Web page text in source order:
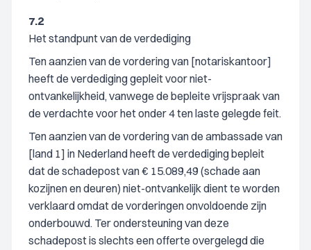
7.2
Het standpunt van de verdediging
Ten aanzien van de vordering van [notariskantoor]
heeft de verdediging gepleit voor niet-
ontvankelijkheid, vanwege de bepleite vrijspraak van
de verdachte voor het onder 4 ten laste gelegde feit.
Ten aanzien van de vordering van de ambassade van
[land 1] in Nederland heeft de verdediging bepleit
dat de schadepost van € 15.089,49 (schade aan
kozijnen en deuren) niet-ontvankelijk dient te worden
verklaard omdat de vorderingen onvoldoende zijn
onderbouwd. Ter ondersteuning van deze
schadepost is slechts een offerte overgelegd die